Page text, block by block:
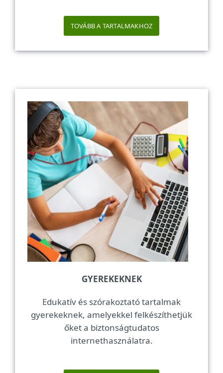
TOVÁBB A TARTALMAKHOZ
GYEREKEKNEK
Edukatív és szórakoztató tartalmak
gyerekeknek, amelyekkel felkészíthetjük
őket a biztonságtudatos
internethasználatra.